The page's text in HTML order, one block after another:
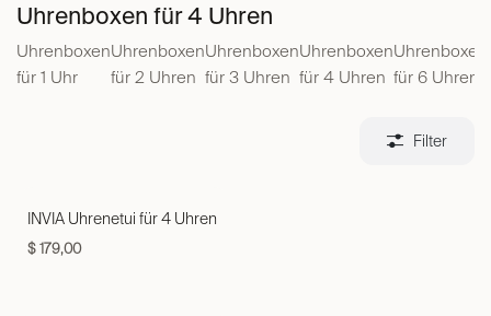
Uhrenboxen für 4 Uhren
Uhrenboxen
für 1 Uhr
Uhrenboxen
für 2 Uhren
Uhrenboxen
für 3 Uhren
Uhrenboxen
für 4 Uhren
Uhrenboxen
für 6 Uhren
Filter
INVIA Uhrenetui für 4 Uhren
$179,00